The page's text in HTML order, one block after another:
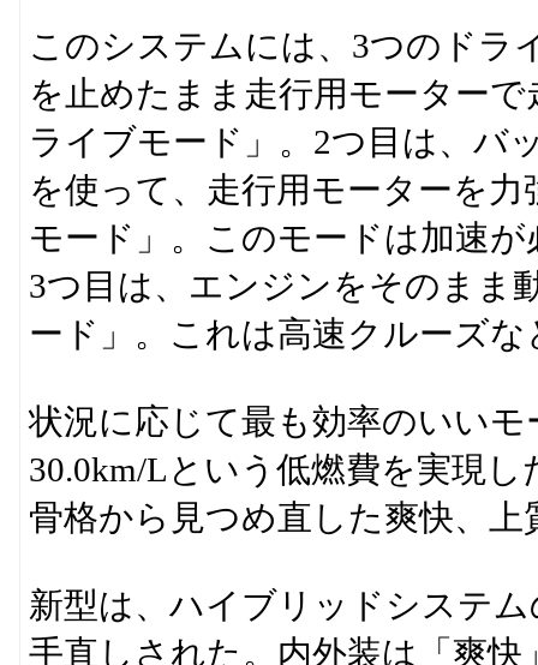
このシステムには、3つのドラ
を止めたまま走行用モーター
ライブモード」。2つ目は、バ
を使って、走行用モーターを
モード」。このモードは加速
3つ目は、エンジンをそのまま
ード」。これは高速クルーズ
状況に応じて最も効率のいい
30.0km/Lという低燃費を実現し
骨格から見つめ直した爽快、
新型は、ハイブリッドシステ
手直しされた。内外装は「爽